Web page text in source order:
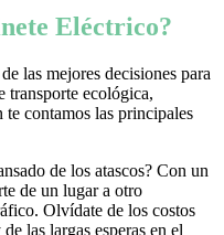
Eléctrico?
las mejores decisiones para
transporte ecológica,
contamos las principales
de los atascos? Con un
de un lugar a otro
Olvídate de los costos
las largas esperas en el